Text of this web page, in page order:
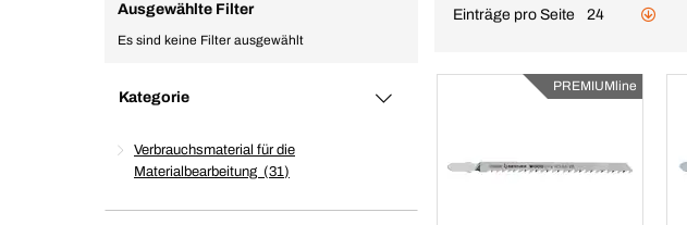
Ausgewählte Filter
Es sind keine Filter ausgewählt
Kategorie
Verbrauchsmaterial für die
Materialbearbeitung
31
Einträge pro Seite 24
PREMIUMline